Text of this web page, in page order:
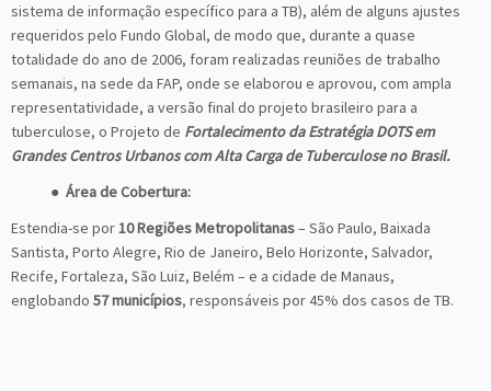
sistema de informação específico para a TB), além de alguns ajustes
requeridos pelo Fundo Global, de modo que, durante a quase
totalidade do ano de 2006, foram realizadas reuniões de trabalho
semanais, na sede da FAP, onde se elaborou e aprovou, com ampla
representatividade, a versão final do projeto brasileiro para a
tuberculose, o Projeto de Fortalecimento da Estratégia DOTS em
Grandes Centros Urbanos com Alta Carga de Tuberculose no Brasil.
● Área de Cobertura:
Estendia-se por10 Regiões Metropolitanas– São Paulo, Baixada
Santista, Porto Alegre, Rio de Janeiro, Belo Horizonte, Salvador,
Recife, Fortaleza, São Luiz, Belém – e a cidade de Manaus,
englobando 57 municípios, responsáveis por 45% dos casos de TB.